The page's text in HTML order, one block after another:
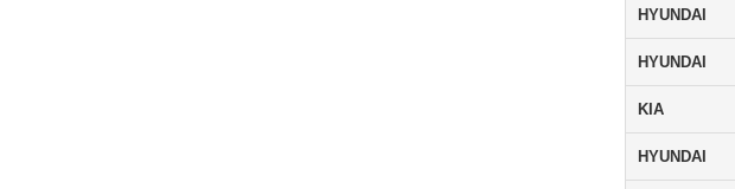
HYUNDAI
HYUNDAI
KIA
HYUNDAI